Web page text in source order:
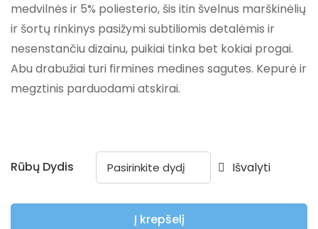
medvilnės ir 5% poliesterio, šis itin švelnus marškinėlių
ir šortų rinkinys pasižymi subtiliomis detalėmis ir
nesenstančiu dizainu, puikiai tinka bet kokiai progai.
Abu drabužiai turi firmines medines sagutes. Kepurė ir
megztinis parduodami atskirai.
Rūbų Dydis Išvalyti
Į krepšelį